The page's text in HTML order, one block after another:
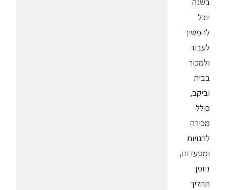
בשנה
יוכל
להמשיך
לעבוד
ולמכור
בבית
וביקב,
כולל
מכירה
לחנויות
ומסעדות,
בזמן
תהליך